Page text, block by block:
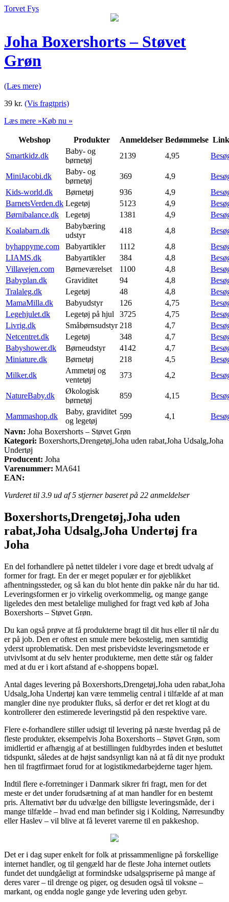
Torvet Fys
Joha Boxershorts – Støvet
Grøn
(Læs mere)
39 kr. (Vis fragtpris)
Læs mere »Køb nu »
Webshop Produkter Anmeldelser Bedømmelse Link
Smartkidz.dk
Baby- og
børnetøj
2139 4,95
MiniJacobi.dk
Baby- og
børnetøj
369 4,9
Kids-world.dk
Børnetøj 936 4,9
BarnetsVerden.dk Legetøj 5123 4,9
Børnibalance.dk
Legetøj 1381 4,9
Koalabarn.dk
Babybæring
udstyr
418 4,8
byhappyme.com
Babyartikler 1112 4,8
LIAMS.dk
Babyartikler 384 4,8
Villavejen.com
Børneværelset 1100 4,8
Babyplan.dk
Graviditet 94 4,8
Tralaleg.dk
Legetøj 48 4,8
MamaMilla.dk
Babyudstyr 126 4,75
Legehjulet.dk
Legetøj på hjul 3725 4,75
Livrig.dk
Småbørnsudstyr 218 4,7
Netcentret.dk
Legetøj 348 4,7
Babyshower.dk
Børneudstyr 4142 4,7
Miniature.dk
Børnetøj 218 4,5
Milker.dk
Ammetøj og
ventetøj
373 4,2
NatureBaby.dk
Økologisk
børnetøj
859 4,15
Mammashop.dk
Baby, graviditet
og legetøj
599 4,1
Navn: Joha Boxershorts – Støvet Grøn
Kategori: Boxershorts,Drengetøj,Joha uden rabat,Joha Udsalg,Joha
Undertøj
Producent: Joha
Varenummer: MA641
EAN:
Vurderet til 3.9 ud af 5 stjerner baseret på 22 anmeldelser
Boxershorts,Drengetøj,Joha uden
rabat,Joha Udsalg,Joha Undertøj fra
Joha
En del forhandlere på nettet tildeler i vore dage et bredt udvalg af
former for fragt. En der er meget populær er for øjeblikket
afhentningssteder, og så kan du blot hente din pakke når du har tid.
Leveringsformen er jo virkelig overkommelig, og mange gange
ligeledes den mest betalelige mulighed for fragt ved køb af Joha
Boxershorts – Støvet Grøn.
Du kan også prøve at få produkterne bragt til dit hus eller til når du
er på job. Den er oftest en smule mere bekostelig, men samtidig
yderst uproblematisk. Den mest prisbevidste leveringsmetode er
utvivlsomt at du selv henter produkterne, men dette står og falder
med at du er i kort afstand af e-shoppens bopæl.
Antal dages levering på Boxershorts,Drengetøj,Joha uden rabat,Joha
Udsalg,Joha Undertøj kan være temmelig central i tilfælde af at man
mangler dine nye produkter fluks, så derfor er det ret klogt at du
kontrollerer den estimerede leveringstid på den respektive vare.
Flere e-forhandlere stiller udsigt til levering på næste hverdag på de
fleste produkter, eksempelvis Joha Boxershorts – Støvet Grøn, som
imidlertid er afhængig af at bestillingen fuldbyrdes inden et besluttet
tidspunkt, således at de højst sandsynligt kan nå at få dit nye produkt
hen til fragtfirmaet forud for at logistikmedarbejderne tager hjem.
Indtil flere e-forretninger i Danmark sikrer fri fragt, men for det
meste er det under forudsætning af at man handler for en bestemt
pris. Alternativt bør du udvælge den billigste leveringsmåde, der i
mange tilfælde – hvad end man befinder sig i Kolding, Nørresundby
eller Haslev – vil blive at få leveret varerne til en pakkeshop.
Det er i dag super enkelt for folk at prissammenligne på forskellige
internet handler, og til gengæld har de fleste Joha internet outlets
fundet det uundgåeligt at formindske udsalgspriserne på mange af
deres varer – til drenge og piger, og desuden også til voksne –
markant, og endda nogle gange yde levering uden gebyr.